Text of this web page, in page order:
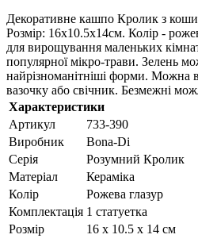
Декоративне кашпо Кролик з
Розмір: 16х10.5х14см. Колір -
для вирощування маленьких
популярної мікро-трави. Зелень
найрізноманітніші форми. Можна
вазочку або свічник. Безмежні
Характеристики
Артикул
733-390
Виробник
Bona-Di
Серія
Розумний Кролик
Матеріал
Кераміка
Колір
Рожева глазур
Комплектація 1 статуетка
Розмір
16 х 10.5 х 14 см